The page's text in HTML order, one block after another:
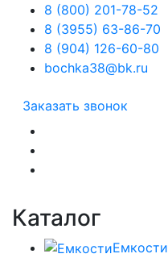
8 (800) 201-78-52
8 (3955) 63-86-70
8 (904) 126-60-80
bochka38@bk.ru
Заказать звонок
Каталог
Емкости